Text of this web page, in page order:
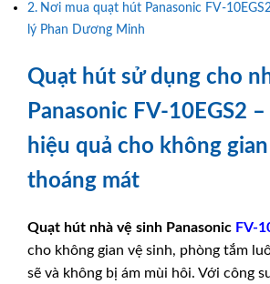
Nơi mua quạt hút Panasonic FV-
lý Phan Dương Minh
Quạt hút sử dụng cho
Panasonic FV-10EGS2
hiệu quả cho không
thoáng mát
Quạt hút nhà vệ sinh Panasonic FV-
cho không gian vệ sinh, phòng tắm
sẽ và không bị ám mùi hôi. Với công